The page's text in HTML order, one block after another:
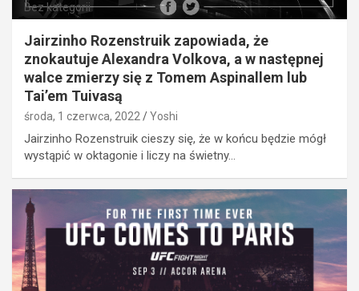
Bez kategorii
Jairzinho Rozenstruik zapowiada, że
znokautuje Alexandra Volkova, a w następnej
walce zmierzy się z Tomem Aspinallem lub
Tai’em Tuivasą
środa, 1 czerwca, 2022 Yoshi
Jairzinho Rozenstruik cieszy się, że w końcu będzie mógł
wystąpić w oktagonie i liczy na świetny…